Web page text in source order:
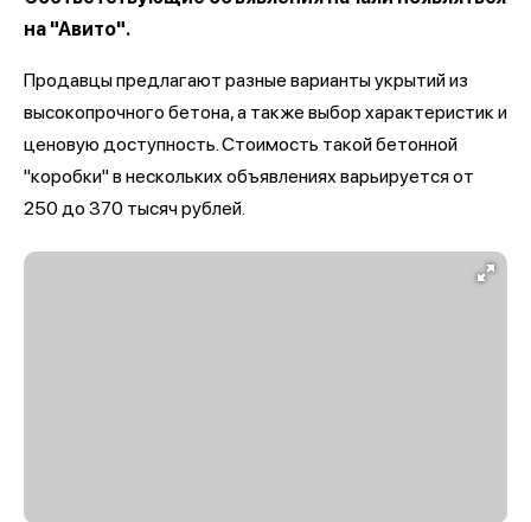
на "Авито".
Продавцы предлагают разные варианты укрытий из
высокопрочного бетона, а также выбор характеристик и
ценовую доступность. Стоимость такой бетонной
"коробки" в нескольких объявлениях варьируется от
250 до 370 тысяч рублей.